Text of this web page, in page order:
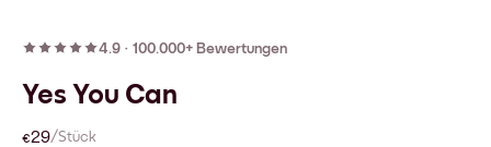
4.9 · 100.000+ Bewertungen
Yes You Can
€29/Stück